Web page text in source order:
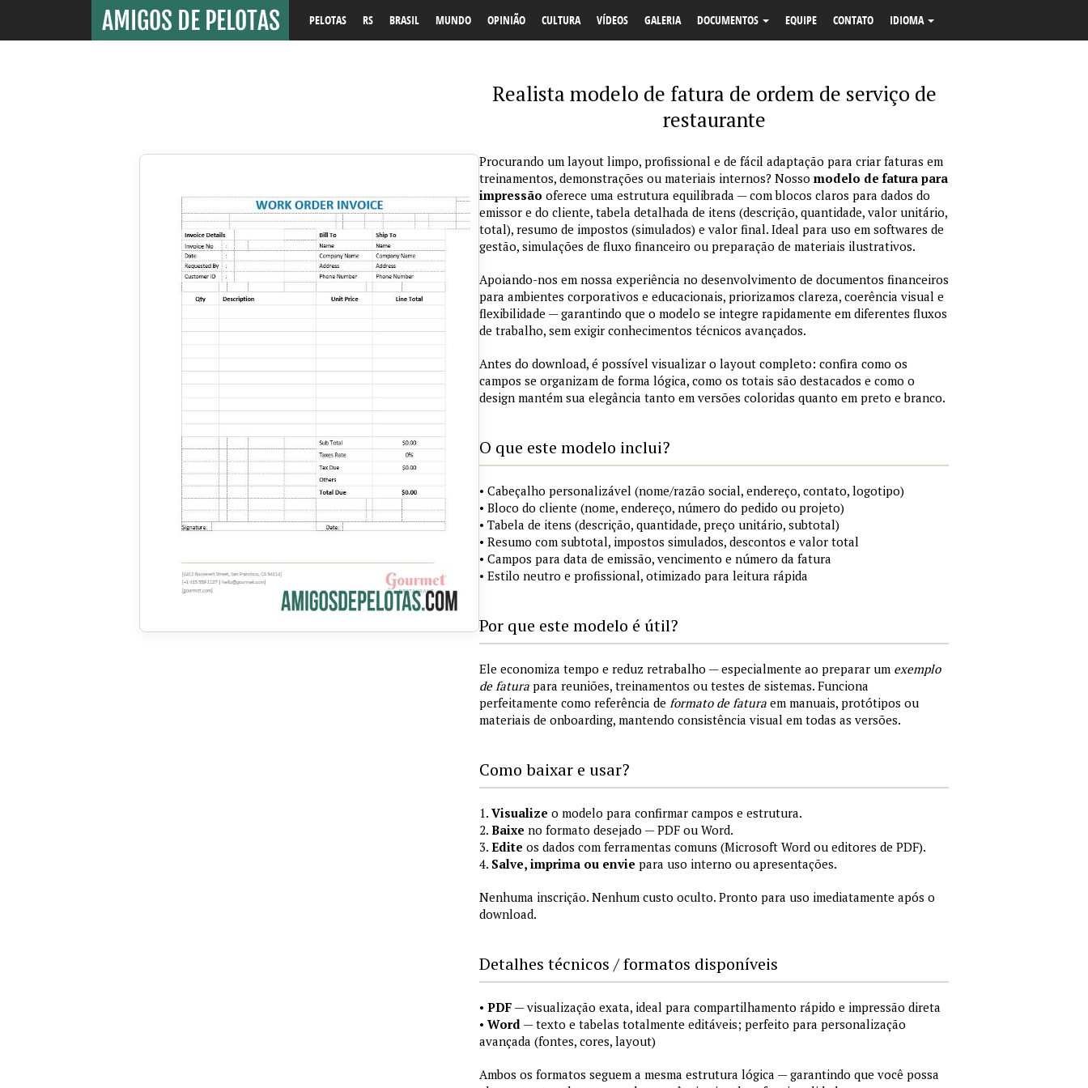
PELOTAS RS BRASIL MUNDO OPINIÃO CULTURA VÍDEOS GALERIA DOCUMENTOS EQUIPE CONTATO IDIOMA
Realista modelo de fatura de ordem de serviço de
restaurante
Procurando um layout limpo, profissional e de fácil adaptação para criar faturas em
treinamentos, demonstrações ou materiais internos? Nosso modelo de fatura para
impressão oferece uma estrutura equilibrada — com blocos claros para dados do
emissor e do cliente, tabela detalhada de itens (descrição, quantidade, valor unitário,
total), resumo de impostos (simulados) e valor final. Ideal para uso em softwares de
gestão, simulações de fluxo financeiro ou preparação de materiais ilustrativos.
Apoiando-nos em nossa experiência no desenvolvimento de documentos financeiros
para ambientes corporativos e educacionais, priorizamos clareza, coerência visual e
flexibilidade — garantindo que o modelo se integre rapidamente em diferentes fluxos
de trabalho, sem exigir conhecimentos técnicos avançados.
Antes do download, é possível visualizar o layout completo: confira como os
campos se organizam de forma lógica, como os totais são destacados e como o
design mantém sua elegância tanto em versões coloridas quanto em preto e branco.
O que este modelo inclui?
• Cabeçalho personalizável (nome/razão social, endereço, contato, logotipo)
• Bloco do cliente (nome, endereço, número do pedido ou projeto)
• Tabela de itens (descrição, quantidade, preço unitário, subtotal)
• Resumo com subtotal, impostos simulados, descontos e valor total
• Campos para data de emissão, vencimento e número da fatura
• Estilo neutro e profissional, otimizado para leitura rápida
Por que este modelo é útil?
Ele economiza tempo e reduz retrabalho — especialmente ao preparar um exemplo
de fatura para reuniões, treinamentos ou testes de sistemas. Funciona
perfeitamente como referência de formato de fatura em manuais, protótipos ou
materiais de onboarding, mantendo consistência visual em todas as versões.
Como baixar e usar?
1. Visualize o modelo para confirmar campos e estrutura.
2. Baixe no formato desejado — PDF ou Word.
3. Edite os dados com ferramentas comuns (Microsoft Word ou editores de PDF).
4. Salve, imprima ou envie para uso interno ou apresentações.
Nenhuma inscrição. Nenhum custo oculto. Pronto para uso imediatamente após o
download.
Detalhes técnicos / formatos disponíveis
• PDF — visualização exata, ideal para compartilhamento rápido e impressão direta
• Word — texto e tabelas totalmente editáveis; perfeito para personalização
avançada (fontes, cores, layout)
Ambos os formatos seguem a mesma estrutura lógica — garantindo que você possa